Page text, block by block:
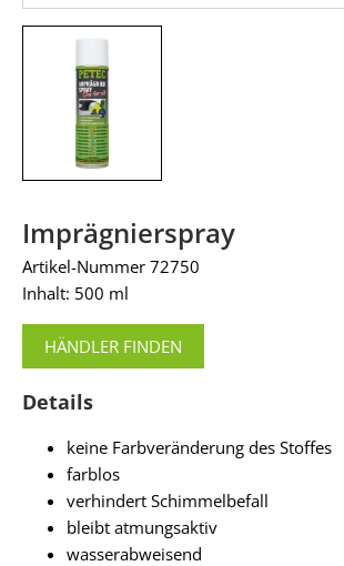
Imprägnierspray
Artikel-Nummer 72750
Inhalt: 500 ml
HÄNDLER FINDEN
Details
keine Farbveränderung des Stoffes
farblos
verhindert Schimmelbefall
bleibt atmungsaktiv
wasserabweisend